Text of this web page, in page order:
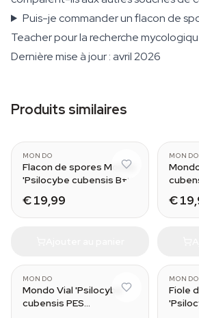
Puis-je commander un flacon de
Teacher pour la recherche
Dernière mise à jour : avril 2026
Produits similaires
MONDO
Flacon de spores Mondo
'Psilocybe cubensis B+'
€ 19,99
MONDO
€
MONDO
Mondo Vial 'Psilocybe
cubensis PES
MONDO
Fiole